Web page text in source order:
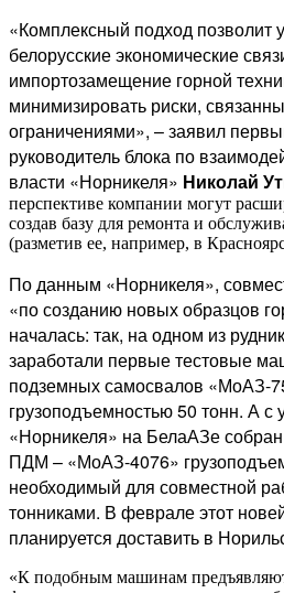
«Комплексный подход позволит
белорусские экономические
импортозамещение горной
минимизировать риски,
ограничениями», – заявил
руководитель блока по
власти «Норникеля» Николай
перспективе компании могут
создав базу для ремонта и
(разметив ее, например, в
По данным «Норникеля»,
«по созданию новых образцов
началась: так, на одном из
заработали первые тестовые
подземных самосвалов «МоАЗ-
грузоподъемностью 50 тонн. А с
«Норникеля» на БелаАЗе
ПДМ – «МоАЗ-4076»
необходимый для совместной
тонниками. В феврале этот
планируется доставить в
«К подобным машинам